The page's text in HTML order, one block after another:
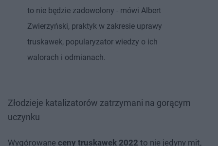
to nie będzie zadowolony - mówi Albert
Zwierzyński, praktyk w zakresie uprawy
truskawek, popularyzator wiedzy o ich
walorach i odmianach.
Złodzieje katalizatorów zatrzymani na gorącym
uczynku
Wygórowane ceny truskawek 2022 to nie jedyny mit,